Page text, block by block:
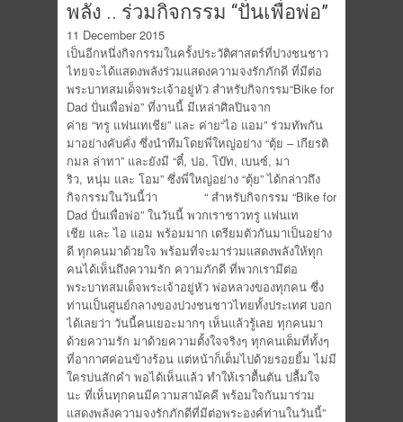
พลัง .. ร่วมกิจกรรม “ปั่นเพื่อพ่อ”
11 December 2015
เป็นอีกหนึ่งกิจกรรมในครั้งประวัติศาสตร์ที่ปวงชนชาว
ไทยจะได้แสดงพลังร่วมแสดงความจงรักภักดี ที่มีต่อ
พระบาทสมเด็จพระเจ้าอยู่หัว สำหรับกิจกรรม“Bike for
Dad ปั่นเพื่อพ่อ” ที่งานนี้ มีเหล่าศิลปินจาก
ค่าย “ทรู แฟนเทเชีย” และ ค่าย“ไอ แอม” ร่วมทัพกัน
มาอย่างคับคั่ง ซึ่งนำทีมโดยพี่ใหญ่อย่าง “ตุ้ย – เกียรติ
กมล ล่าทา” และยังมี “ตี๋, ปอ, โบ๊ท, เบนซ์, มา
ริว, หนุ่ม และ โอม” ซึ่งพี่ใหญ่อย่าง “ตุ้ย” ได้กล่าวถึง
กิจกรรมในวันนี้ว่า “ สำหรับกิจกรรม “Bike for
Dad ปั่นเพื่อพ่อ” ในวันนี้ พวกเราชาวทรู แฟนเท
เชีย และ ไอ แอม พร้อมมาก เตรียมตัวกันมาเป็นอย่าง
ดี ทุกคนมาด้วยใจ พร้อมที่จะมาร่วมแสดงพลังให้ทุก
คนได้เห็นถึงความรัก ความภักดี ที่พวกเรามีต่อ
พระบาทสมเด็จพระเจ้าอยู่หัว พ่อหลวงของทุกคน ซึ่ง
ท่านเป็นศูนย์กลางของปวงชนชาวไทยทั้งประเทศ บอก
ได้เลยว่า วันนี้คนเยอะมากๆ เห็นแล้วรู้เลย ทุกคนมา
ด้วยความรัก มาด้วยความตั้งใจจริงๆ ทุกคนเต็มที่ทั้งๆ
ที่อากาศค่อนข้างร้อน แต่หน้าก็เต็มไปด้วยรอยยิ้ม ไม่มี
ใครบ่นสักคำ พอได้เห็นแล้ว ทำให้เราตื้นตัน ปลื้มใจ
นะ ที่เห็นทุกคนมีความสามัคคี พร้อมใจกันมาร่วม
แสดงพลังความจงรักภักดีที่มีต่อพระองค์ท่านในวันนี้”